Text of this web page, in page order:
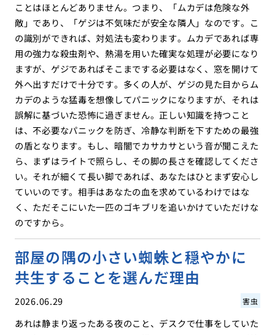
ことはほとんどありません。つまり、「ムカデは危険な外
敵」であり、「ゲジは不気味だが安全な隣人」なのです。こ
の識別ができれば、対処法も変わります。ムカデであれば専
用の強力な殺虫剤や、熱湯を用いた確実な処理が必要になり
ますが、ゲジであればそこまでする必要はなく、窓を開けて
外へ出すだけで十分です。多くの人が、ゲジの見た目からム
カデのような猛毒を想像してパニックになりますが、それは
誤解に基づいた恐怖に過ぎません。正しい知識を持つこと
は、不必要なパニックを防ぎ、冷静な判断を下すための最強
の盾となります。もし、暗闇でカサカサという音が聞こえた
ら、まずはライトで照らし、その脚の長さを確認してくださ
い。それが細くて長い脚であれば、あなたはひとまず安心し
ていいのです。相手はあなたの血を求めているわけではな
く、ただそこにいた一匹のゴキブリを追いかけていただけな
のですから。
部屋の隅の小さい蜘蛛と穏やかに
共生することを選んだ理由
2026.06.29 害虫
あれは静まり返ったある夜のこと、デスクで仕事をしていた